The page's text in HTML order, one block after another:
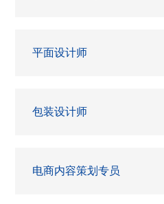
平面设计师
包装设计师
电商内容策划专员